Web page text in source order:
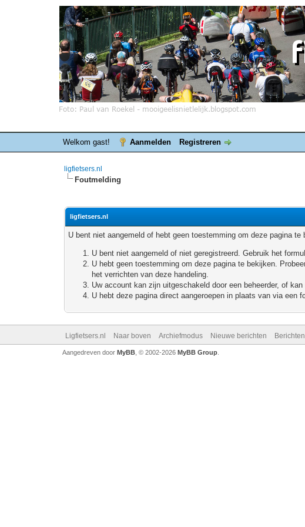
Welkom gast! Aanmelden Registreren
ligfietsers.nl
Foutmelding
ligfietsers.nl
U bent niet aangemeld of hebt geen toestemming om deze pagina
U bent niet aangemeld of niet geregistreerd. Gebruik het
U hebt geen toestemming om deze pagina te bekijken.
het verrichten van deze handeling.
Uw account kan zijn uitgeschakeld door een beheerder, of
U hebt deze pagina direct aangeroepen in plaats van via een
Ligfietsers.nl Naar boven Archiefmodus Nieuwe berichten
Aangedreven door MyBB, © 2002-2026 MyBB Group.